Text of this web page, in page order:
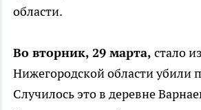
области.
Во вторник, 29 марта, стало
Нижегородской области убили
Случилось это в деревне